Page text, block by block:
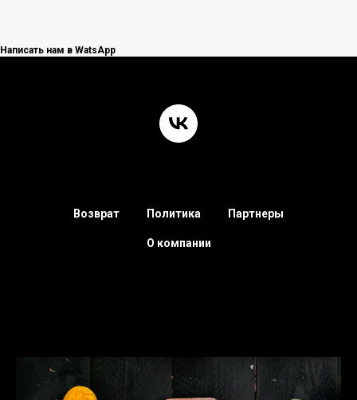
Написать нам в WatsApp
Возврат Политика Партнеры
О компании